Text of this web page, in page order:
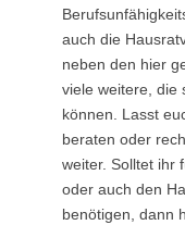
auch die
neben den hier
viele weitere, die
können. Lasst
beraten oder
weiter. Solltet ihr
oder auch den
benötigen, dann